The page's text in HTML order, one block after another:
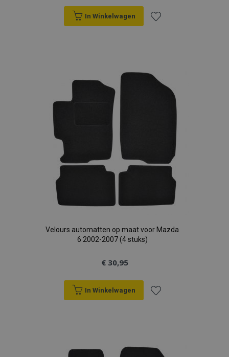
In Winkelwagen
aan
verlanglijst
Velours automatten op maat voor Mazda
6 2002-2007 (4 stuks)
€ 30,95
In Winkelwagen
aan